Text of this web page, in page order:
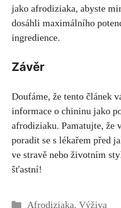
jako afrodiziaka, abyste
dosáhli maximálního
ingredience.
Závěr
Doufáme, že tento článek
informace o chininu jako
afrodiziaku. Pamatujte, že
poradit se s lékařem před
ve stravě nebo životním
šťastní!
Rubriky
Afrodiziaka, Výživa